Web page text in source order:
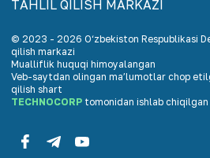
TАHLIL QILISH MАRKАZI
© 2023 - 2026 O‘zbekiston Respublikasi
qilish markazi
Mualliflik huquqi himoyalangan
Veb-saytdan olingan maʼlumotlar chop
qilish shart
TECHNOCORP tomonidan ishlab chiqilgan